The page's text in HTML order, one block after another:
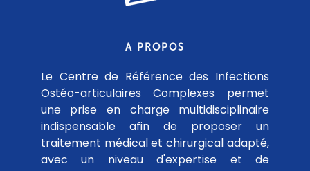
A PROPOS
Le Centre de Référence des Infections
Ostéo-articulaires Complexes permet
une prise en charge multidisciplinaire
indispensable afin de proposer un
traitement médical et chirurgical adapté,
avec un niveau d'expertise et de